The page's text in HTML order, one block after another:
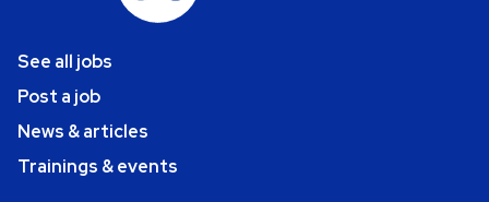
See all jobs
Post a job
News & articles
Trainings & events